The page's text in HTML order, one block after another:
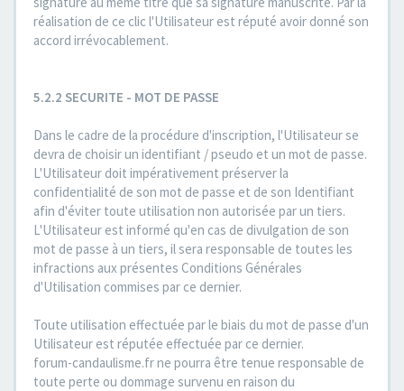
réalisation de ce clic l'Utilisateur est réputé avoir donné son
accord irrévocablement.
5.2.2 SECURITE - MOT DE PASSE
Dans le cadre de la procédure d'inscription, l'Utilisateur se
devra de choisir un identifiant / pseudo et un mot de passe.
L'Utilisateur doit impérativement préserver la
confidentialité de son mot de passe et de son Identifiant
afin d'éviter toute utilisation non autorisée par un tiers.
L'Utilisateur est informé qu'en cas de divulgation de son
mot de passe à un tiers, il sera responsable de toutes les
infractions aux présentes Conditions Générales
d'Utilisation commises par ce dernier.
Toute utilisation effectuée par le biais du mot de passe d'un
Utilisateur est réputée effectuée par ce dernier.
forum-candaulisme.fr ne pourra être tenue responsable de
toute perte ou dommage survenu en raison du